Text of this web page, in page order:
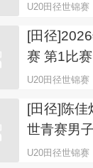
U20田径世锦赛
[田径
赛 第1比
U20田径世锦赛
[田径]陈
世青赛男
U20田径世锦赛